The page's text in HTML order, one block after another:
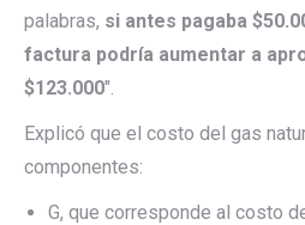
palabras, si antes pagaba
factura podría aumentar a
$123.000″.
Explicó que el costo del gas
componentes:
G, que corresponde al costo